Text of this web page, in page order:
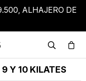
ALHAJERO DE
9 Y 10 KILATES